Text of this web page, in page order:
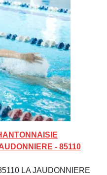
- 85110
LA JAUDONNIERE